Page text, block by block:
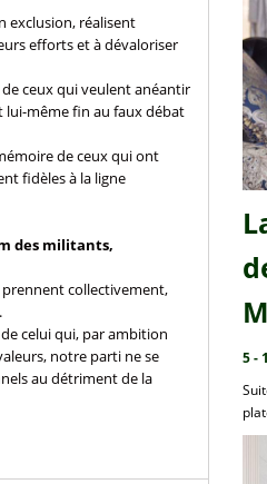
exclusion, réalisent
efforts et à dévaloriser
ceux qui veulent anéantir
lui-même fin au faux débat
de ceux qui ont
fidèles à la ligne
des militants,
prennent collectivement,
celui qui, par ambition
notre parti ne se
au détriment de la
5 -